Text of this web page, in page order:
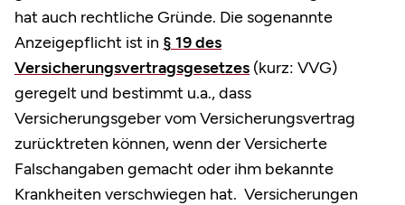
hat auch rechtliche Gründe. Die sogenannte
Anzeigepflicht ist in § 19 des
Versicherungsvertragsgesetzes (kurz: VVG)
geregelt und bestimmt u.a., dass
Versicherungsgeber vom Versicherungsvertrag
zurücktreten können, wenn der Versicherte
Falschangaben gemacht oder ihm bekannte
Krankheiten verschwiegen hat. Versicherungen